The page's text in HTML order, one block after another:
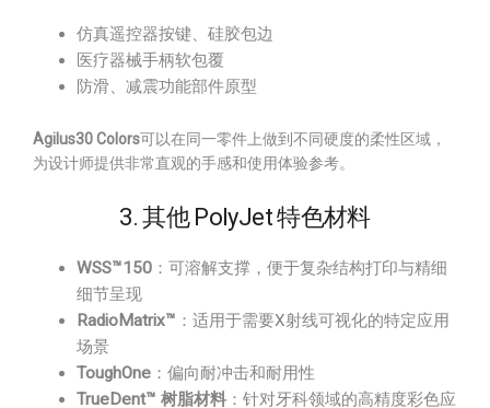
仿真遥控器按键、硅胶包边
医疗器械手柄软包覆
防滑、减震功能部件原型
Agilus30 Colors可以在同一零件上做到不同硬度的柔性区域，
为设计师提供非常直观的手感和使用体验参考。
3. 其他 PolyJet 特色材料
WSS™150 ：可溶解支撑，便于复杂结构打印与精细
细节呈现
RadioMatrix™ ：适用于需要X射线可视化的特定应用
场景
ToughOne ：偏向耐冲击和耐用性
TrueDent™ 树脂材料 ：针对牙科领域的高精度彩色应